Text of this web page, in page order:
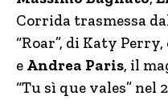
Corrida trasmessa
“Roar”, di Katy
e Andrea Paris, il
“Tu sì que vales” nel